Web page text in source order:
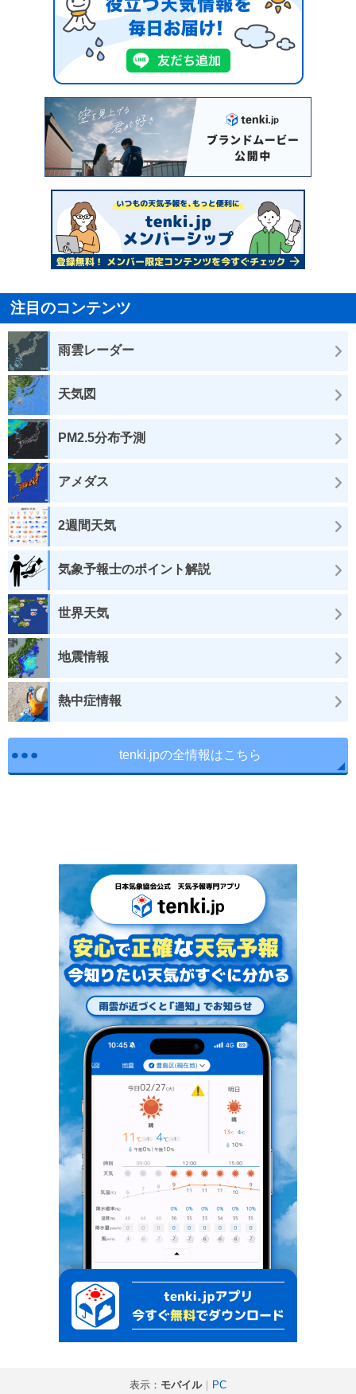
注目のコンテンツ
雨雲レーダー
天気図
PM2.5分布予測
アメダス
2週間天気
気象予報士のポイント解説
世界天気
地震情報
熱中症情報
tenki.jpの全情報はこちら
表示： モバイル｜ PC